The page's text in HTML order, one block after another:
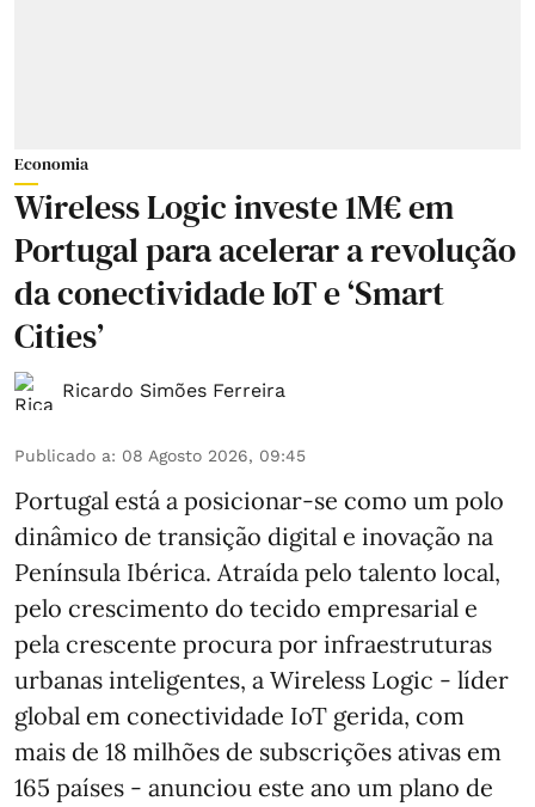
Economia
Wireless Logic investe 1M€ em
Portugal para acelerar a revolução
da conectividade IoT e ‘Smart
Cities’
Ricardo Simões Ferreira
Publicado a: 08 Agosto 2026, 09:45
Portugal está a posicionar-se como um polo
dinâmico de transição digital e inovação na
Península Ibérica. Atraída pelo talento local,
pelo crescimento do tecido empresarial e
pela crescente procura por infraestruturas
urbanas inteligentes, a Wireless Logic - líder
global em conectividade IoT gerida, com
mais de 18 milhões de subscrições ativas em
165 países - anunciou este ano um plano de